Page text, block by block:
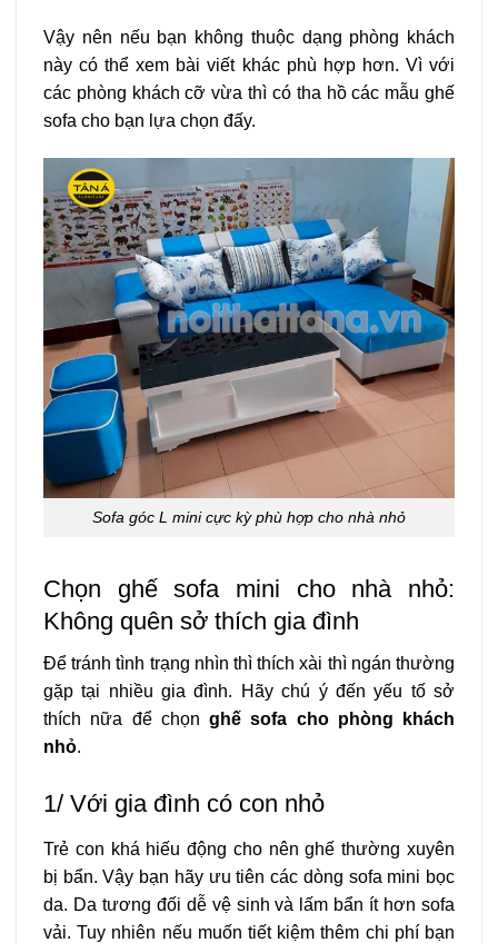
Vậy nên nếu bạn không thuộc dạng phòng khách
này có thể xem bài viết khác phù hợp hơn. Vì với
các phòng khách cỡ vừa thì có tha hồ các mẫu ghế
sofa cho bạn lựa chọn đấy.
Sofa góc L mini cực kỳ phù hợp cho nhà nhỏ
Chọn ghế sofa mini cho nhà nhỏ:
Không quên sở thích gia đình
Để tránh tình trạng nhìn thì thích xài thì ngán thường
gặp tại nhiều gia đình. Hãy chú ý đến yếu tố sở
thích nữa để chọn ghế sofa cho phòng khách
nhỏ.
1/ Với gia đình có con nhỏ
Trẻ con khá hiếu động cho nên ghế thường xuyên
bị bẩn. Vậy bạn hãy ưu tiên các dòng sofa mini bọc
da. Da tương đối dễ vệ sinh và lấm bẩn ít hơn sofa
vải. Tuy nhiên nếu muốn tiết kiệm thêm chi phí bạn